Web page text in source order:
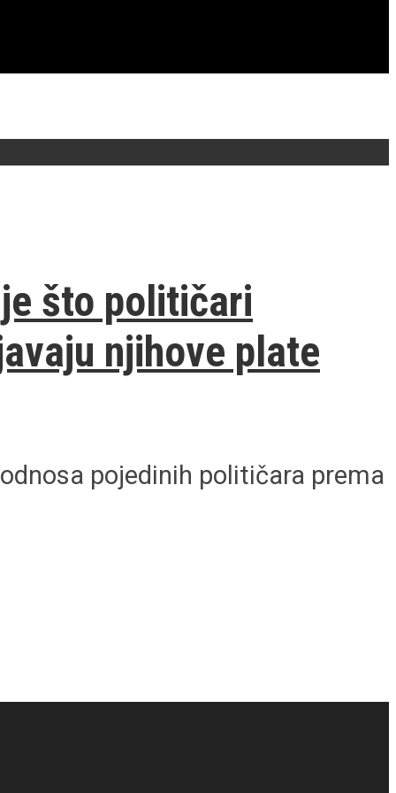
što političari
njihove plate
pojedinih političara prema